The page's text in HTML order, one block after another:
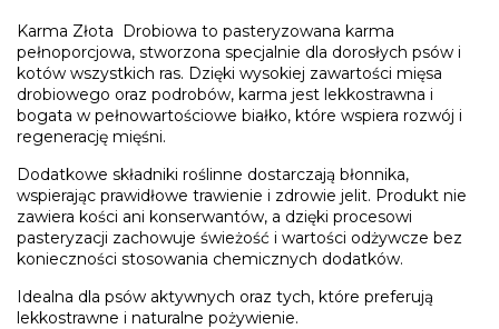
Karma Złota Drobiowa to pasteryzowana karma
pełnoporcjowa, stworzona specjalnie dla dorosłych psów i
kotów wszystkich ras. Dzięki wysokiej zawartości mięsa
drobiowego oraz podrobów, karma jest lekkostrawna i
bogata w pełnowartościowe białko, które wspiera rozwój i
regenerację mięśni.
Dodatkowe składniki roślinne dostarczają błonnika,
wspierając prawidłowe trawienie i zdrowie jelit. Produkt nie
zawiera kości ani konserwantów, a dzięki procesowi
pasteryzacji zachowuje świeżość i wartości odżywcze bez
konieczności stosowania chemicznych dodatków.
Idealna dla psów aktywnych oraz tych, które preferują
lekkostrawne i naturalne pożywienie.